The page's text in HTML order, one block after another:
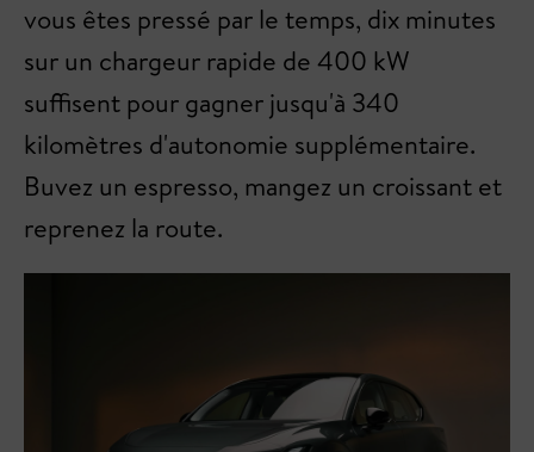
vous êtes pressé par le temps, dix minutes
sur un chargeur rapide de 400 kW
suffisent pour gagner jusqu'à 340
kilomètres d'autonomie supplémentaire.
Buvez un espresso, mangez un croissant et
reprenez la route.